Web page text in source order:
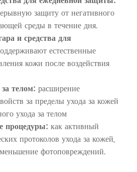
защиту от негативного
среды в течение дня.
и средства для
естественные
кожи после воздействия
телом: расширение
за пределы ухода за кожей
ухода за телом
процедуры: как активный
протоколов ухода за кожей,
фотоповреждений.